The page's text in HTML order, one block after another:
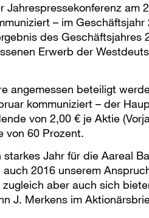
am
– im Geschäftsjahr
des Geschäftsjahres
Erwerb der
angemessen beteiligt
kommuniziert – der
von 2,00 € je Aktie
von 60 Prozent.
Jahr für die Aareal
2016 unserem
aber auch sich
J. Merkens im